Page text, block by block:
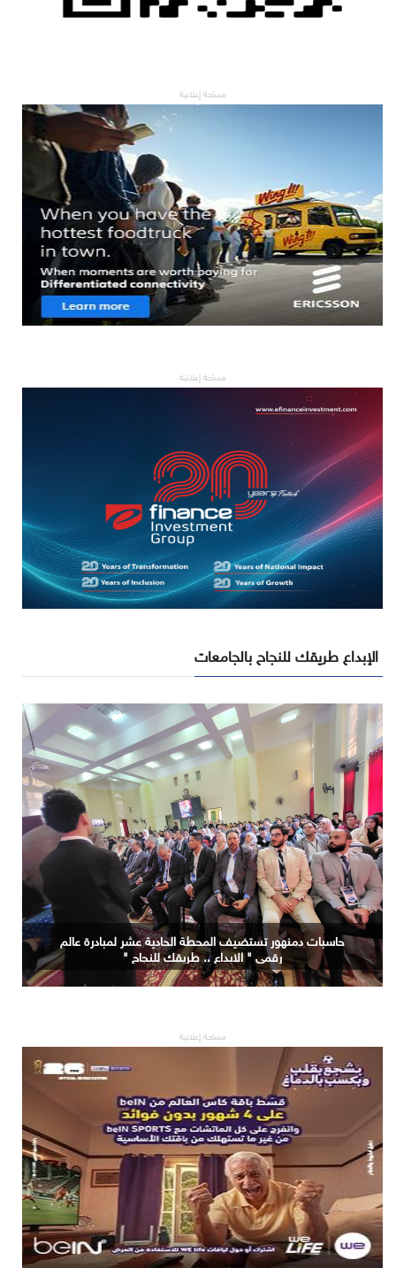
مساحة إعلانية
مساحة إعلانية
الإبداع طريقك للنجاح بالجامعات
حاسبات دمنهور تستضيف المحطة الحادية عشر لمبادرة عالم
رقمي " الابداع .. طريقك للنجاح "
مساحة إعلانية